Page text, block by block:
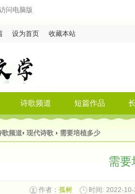
问电脑版
设为首页 收藏本站
诗歌频道 短篇作品
歌频道› 现代诗歌 › 需要培植多少
需要
作者： 孤树 时间: 2022-